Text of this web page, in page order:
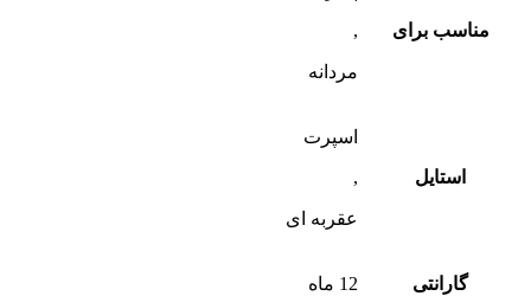
مناسب برای
,
مردانه
استایل
اسپرت
,
عقربه ای
گارانتی 12 ماه